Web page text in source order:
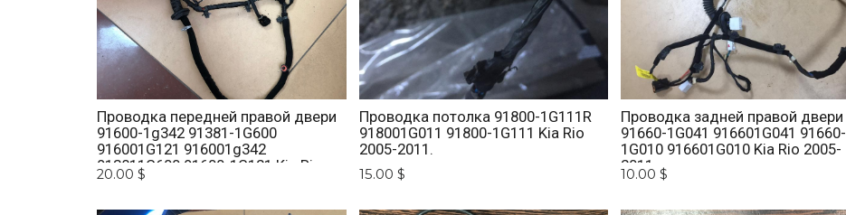
Проводка передней правой двери
91600-1g342 91381-1G600
916001G121 916001g342
913811G600 91600-1G121 Kia Rio
2005-2011
20.00 $
Проводка потолка 91800-1G111R
918001G011 91800-1G111 Kia Rio
2005-2011.
15.00 $
Проводка задней правой двери
91660-1G041 916601G041 91660-
1G010 916601G010 Kia Rio 2005-
2011.
10.00 $